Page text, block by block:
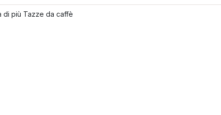
di più Tazze da caffè